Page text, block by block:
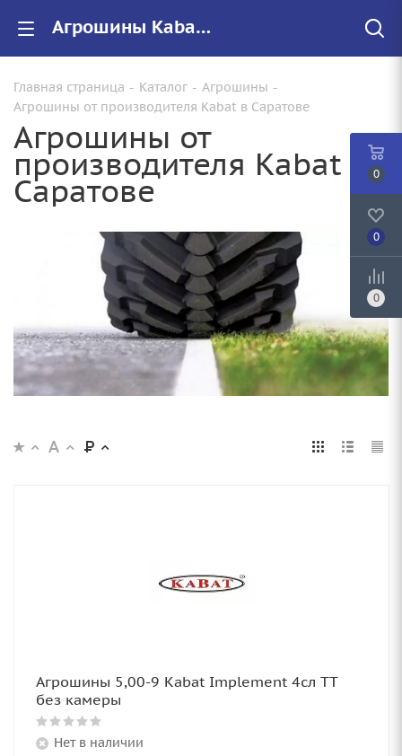
Агрошины Kabat купить в Саратове, низкие цены
Главная страница - Каталог - Агрошины -
Агрошины от производителя Kabat в Саратове
Агрошины от
производителя Kabat в
Саратове
Агрошины 5,00-9 Kabat Implement 4сл TT
без камеры
Нет в наличии
0
0
0